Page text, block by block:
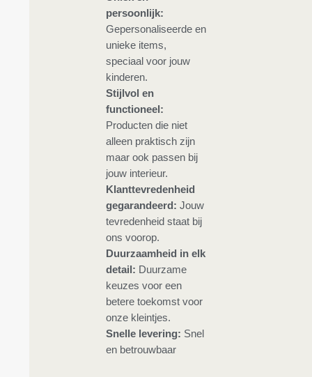
persoonlijk:
Gepersonaliseerde en
unieke items,
speciaal voor jouw
kinderen.
Stijlvol en
functioneel:
Producten die niet
alleen praktisch zijn
maar ook passen bij
jouw interieur.
Klanttevredenheid
gegarandeerd: Jouw
tevredenheid staat bij
ons voorop.
Duurzaamheid in elk
detail: Duurzame
keuzes voor een
betere toekomst voor
onze kleintjes.
Snelle levering: Snel
en betrouwbaar